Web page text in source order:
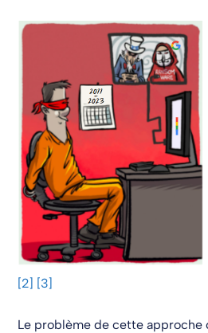
[2] [3]
Le problème de cette approche